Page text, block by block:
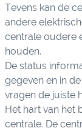
Tevens kan de
andere
centrale oudere
houden.
De status
gegeven en in
vragen de juiste
Het hart van het
centrale. De